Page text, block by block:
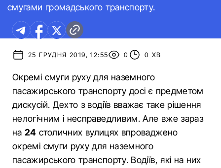
смугами громадського транспорту.
25 ГРУДНЯ 2019, 12:55 0 0 ХВ
Окремі смуги руху для наземного
пасажирського транспорту досі є предметом
дискусій. Дехто з водіїв вважає таке рішення
нелогічним і несправедливим. Але вже зараз
на24 столичних вулицях впроваджено
окремі смуги руху для наземного
пасажирського транспорту. Водіїв, які на них